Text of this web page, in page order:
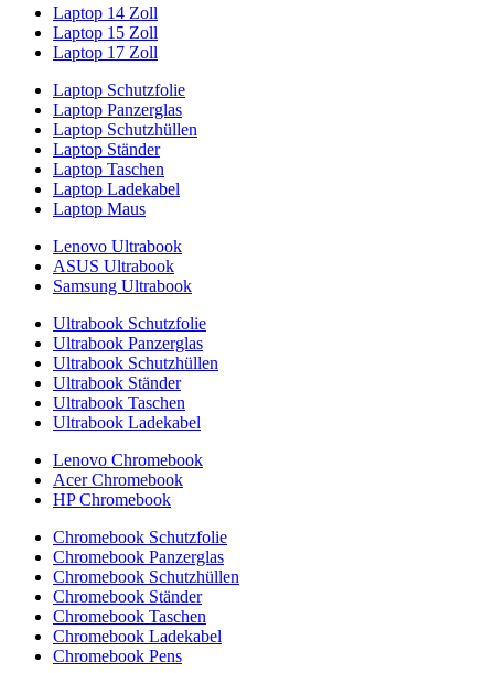
Laptop 14 Zoll
Laptop 15 Zoll
Laptop 17 Zoll
Laptop Schutzfolie
Laptop Panzerglas
Laptop Schutzhüllen
Laptop Ständer
Laptop Taschen
Laptop Ladekabel
Laptop Maus
Lenovo Ultrabook
ASUS Ultrabook
Samsung Ultrabook
Ultrabook Schutzfolie
Ultrabook Panzerglas
Ultrabook Schutzhüllen
Ultrabook Ständer
Ultrabook Taschen
Ultrabook Ladekabel
Lenovo Chromebook
Acer Chromebook
HP Chromebook
Chromebook Schutzfolie
Chromebook Panzerglas
Chromebook Schutzhüllen
Chromebook Ständer
Chromebook Taschen
Chromebook Ladekabel
Chromebook Pens